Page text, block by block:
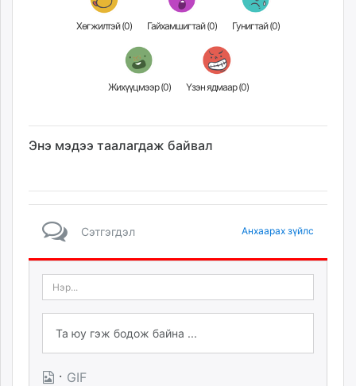
unuudur.mn
mglradio.com
itoim.mn
times.mn
tvmongolia.mn
mass.mn
unegui.mn
assa.mn
Хөгжилтэй (0) Гайхамшигтай (0) Гунигтай (0)
Жихүүцмээр (0) Үзэн ядмаар (0)
Энэ мэдээ таалагдаж байвал
Сэтгэгдэл Анхаарах зүйлс
· GIF